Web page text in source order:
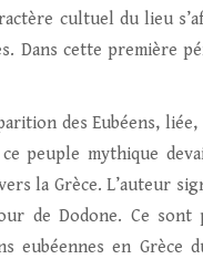
cultuel du lieu
Dans cette première
des Eubéens,
peuple mythique
la Grèce. L’auteur
de Dodone. Ce
eubéennes en Grèce